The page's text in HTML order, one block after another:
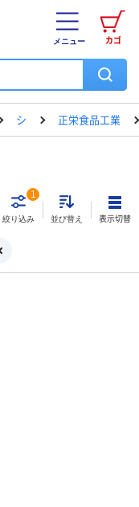
カゴ
メニュー
シ 正栄食品工業
絞り込み
1
並び替え 表示切替